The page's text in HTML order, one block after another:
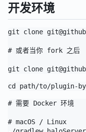
开发环境
git clone
# 或者当你 fork 之后
# 需要 Docker 环境
# macOS / Linux